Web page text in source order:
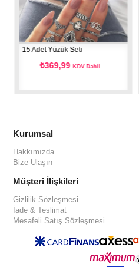
15 Adet Yüzük Seti
₺369,99KDV Dahil
Kurumsal
Hakkımızda
Bize Ulaşın
Müşteri İlişkileri
Gizlilik Sözleşmesi
İade & Teslimat
Mesafeli Satış Sözleşmesi